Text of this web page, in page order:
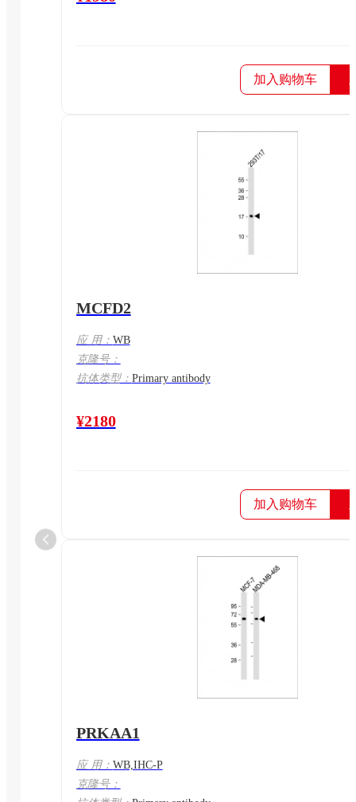
加入购物车
MCFD2
应 用： WB
克隆号：
抗体类型： Primary antibody
¥2180
加入购物车
PRKAA1
应 用： WB,IHC-P
克隆号：